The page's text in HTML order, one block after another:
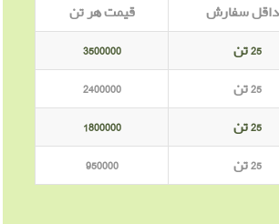
سفارش
قیمت هر تن
25 تن
3500000
25 تن
2400000
25 تن
1800000
25 تن 950000